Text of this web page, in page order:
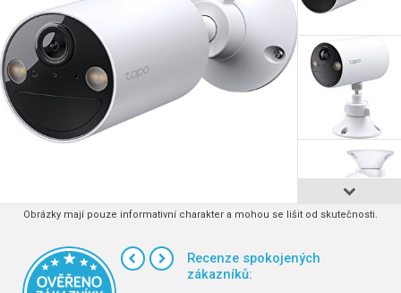
Obrázky mají pouze informativní charakter a mohou se lišit od skutečnosti.
Recenze spokojených
zákazníků: